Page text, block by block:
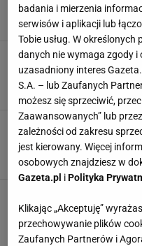
Michał
Zgrzyt w
Karolina
Messi
Jakub
kibicach
SUBSKRYPCJA
badania i mierzenia
serwisów i aplikacji lub
Tobie usług. W
danych nie wymaga zgody i
uzasadniony interes
S.A. – lub Zaufanych
możesz się sprzeciwić,
Zaawansowanych” lub
zależności od zakresu
jest kierowany. Więcej
osobowych znajdziesz w
Gazeta.pl iPolityka
Klikając „Akceptuję”
przechowywanie plików
Zaufanych Partnerów i